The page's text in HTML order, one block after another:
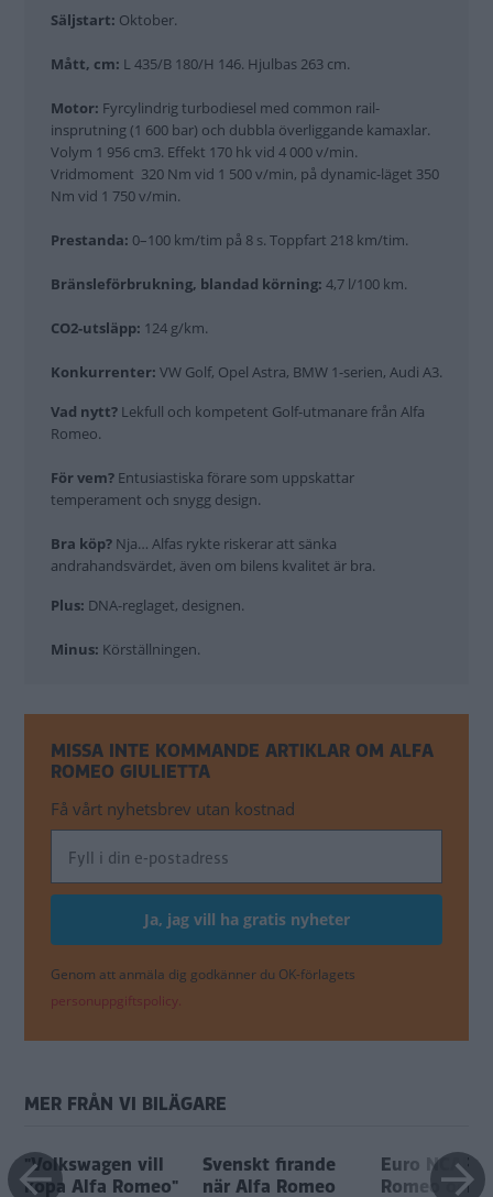
Säljstart: Oktober.
Mått, cm: L 435/B 180/H 146. Hjulbas 263 cm.
Motor: Fyrcylindrig turbodiesel med common rail-
insprutning (1 600 bar) och dubbla överliggande kamaxlar.
Volym 1 956 cm3. Effekt 170 hk vid 4 000 v/min.
Vridmoment 320 Nm vid 1 500 v/min, på dynamic-läget 350
Nm vid 1 750 v/min.
Prestanda: 0–100 km/tim på 8 s. Toppfart 218 km/tim.
Bränsleförbrukning, blandad körning: 4,7 l/100 km.
CO2-utsläpp: 124 g/km.
Konkurrenter: VW Golf, Opel Astra, BMW 1-serien, Audi A3.
Vad nytt? Lekfull och kompetent Golf-utmanare från Alfa
Romeo.
För vem? Entusiastiska förare som uppskattar
temperament och snygg design.
Bra köp? Nja… Alfas rykte riskerar att sänka
andrahandsvärdet, även om bilens kvalitet är bra.
Plus: DNA-reglaget, designen.
Minus: Körställningen.
MISSA INTE KOMMANDE ARTIKLAR OM ALFA
ROMEO GIULIETTA
Få vårt nyhetsbrev utan kostnad
Genom att anmäla dig godkänner du OK-förlagets
personuppgiftspolicy.
MER FRÅN VI BILÄGARE
"Volkswagen vill
köpa Alfa Romeo"
Svenskt firande
när Alfa Romeo
Euro NCAP:
Romeo och